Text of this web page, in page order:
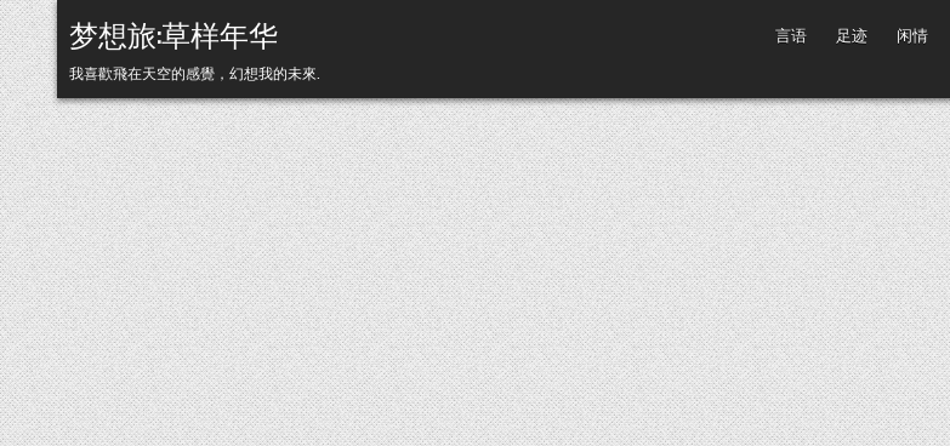
Skip to content
梦想旅:草样年华
我喜歡飛在天空的感覺，幻想我的未來.
言语 足迹 闲情